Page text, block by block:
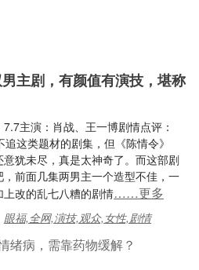
主剧，有颜值有演技，堪称
主演：肖战、王一博剧情点评：
这类题材的剧集，但《陈情令》
犹未尽，真是太神奇了。而这部剧
前面几集两男主一个造型不佳，一
改的乱七八糟的剧情……更多
眼福,全网,演技,观众,女性,剧情